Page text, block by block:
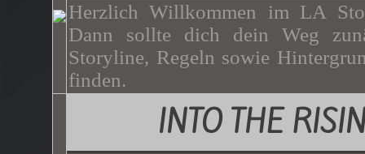
Herzlich Willkommen im LA
Dann sollte dich dein Weg
Storyline, Regeln sowie
finden.
INTO THE